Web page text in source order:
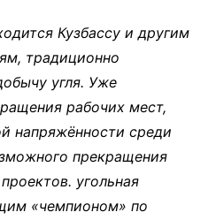
Кузбассу и другим
традиционно
угля. Уже
рабочих мест,
напряжённости среди
прекращения
угольная
«чемпионом» по